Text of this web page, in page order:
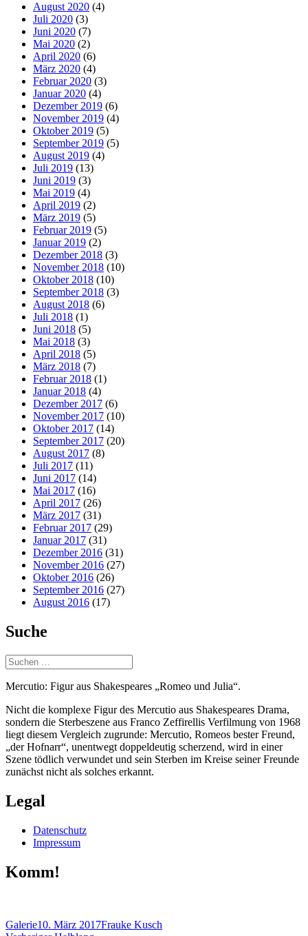
August 2020 (4)
Juli 2020 (3)
Juni 2020 (7)
Mai 2020 (2)
April 2020 (6)
März 2020 (4)
Februar 2020 (3)
Januar 2020 (4)
Dezember 2019 (6)
November 2019 (4)
Oktober 2019 (5)
September 2019 (5)
August 2019 (4)
Juli 2019 (13)
Juni 2019 (3)
Mai 2019 (4)
April 2019 (2)
März 2019 (5)
Februar 2019 (5)
Januar 2019 (2)
Dezember 2018 (3)
November 2018 (10)
Oktober 2018 (10)
September 2018 (3)
August 2018 (6)
Juli 2018 (1)
Juni 2018 (5)
Mai 2018 (3)
April 2018 (5)
März 2018 (7)
Februar 2018 (1)
Januar 2018 (4)
Dezember 2017 (6)
November 2017 (10)
Oktober 2017 (14)
September 2017 (20)
August 2017 (8)
Juli 2017 (11)
Juni 2017 (14)
Mai 2017 (16)
April 2017 (26)
März 2017 (31)
Februar 2017 (29)
Januar 2017 (31)
Dezember 2016 (31)
November 2016 (27)
Oktober 2016 (26)
September 2016 (27)
August 2016 (17)
Suche
Suchen
nach:
Mercutio: Figur aus Shakespeares „Romeo und Julia“.
Nicht die komplexe Figur des Mercutio aus Shakespeares Drama,
sondern die Sterbeszene aus Franco Zeffirellis Verfilmung von 1968
liegt diesem Vergleich zugrunde: Mercutio, Romeos bester Freund,
„der Hofnarr“, unentwegt doppeldeutig scherzend, wird in einer
Szene tödlich verwundet und sein Sterben im Kreise seiner Freunde
zunächst nicht als solches erkannt.
Legal
Datenschutz
Impressum
Komm!
Format
GalerieVeröffentlicht
10. März 2017Autor
Frauke Kusch